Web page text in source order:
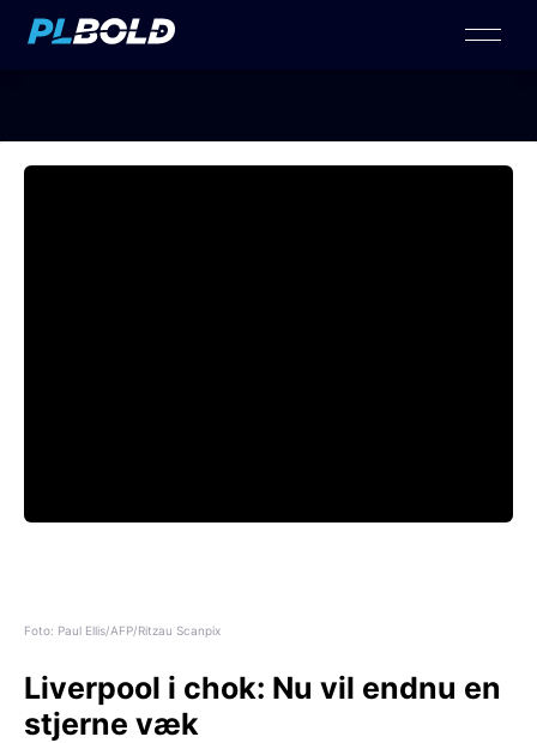
Foto: Paul Ellis/AFP/Ritzau Scanpix
Liverpool i chok: Nu vil endnu en
stjerne væk